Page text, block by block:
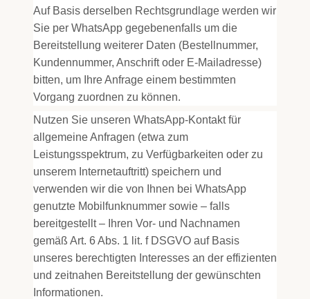
Auf Basis derselben Rechtsgrundlage werden wir
Sie per WhatsApp gegebenenfalls um die
Bereitstellung weiterer Daten (Bestellnummer,
Kundennummer, Anschrift oder E-Mailadresse)
bitten, um Ihre Anfrage einem bestimmten
Vorgang zuordnen zu können.
Nutzen Sie unseren WhatsApp-Kontakt für
allgemeine Anfragen (etwa zum
Leistungsspektrum, zu Verfügbarkeiten oder zu
unserem Internetauftritt) speichern und
verwenden wir die von Ihnen bei WhatsApp
genutzte Mobilfunknummer sowie – falls
bereitgestellt – Ihren Vor- und Nachnamen
gemäß Art. 6 Abs. 1 lit. f DSGVO auf Basis
unseres berechtigten Interesses an der effizienten
und zeitnahen Bereitstellung der gewünschten
Informationen.